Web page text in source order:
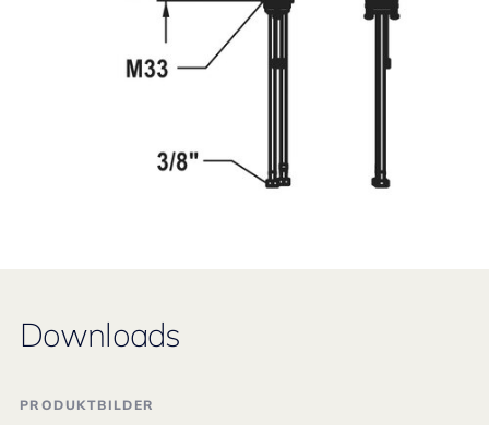
Downloads
PRODUKTBILDER